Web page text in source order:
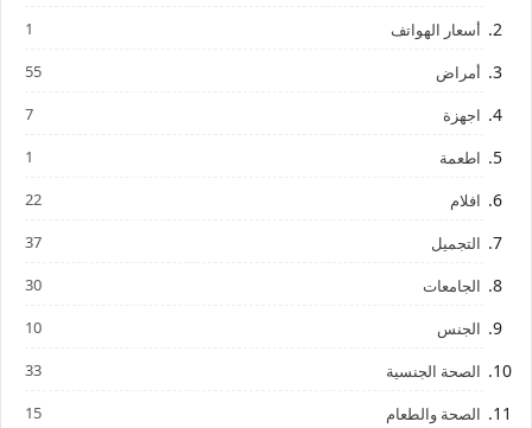
أسعار الهواتف 1
أمراض 55
اجهزة 7
اطعمة 1
افلام 22
التجميل 37
الجامعات 30
الجنس 10
الصحة الجنسية 33
الصحة والطعام 15